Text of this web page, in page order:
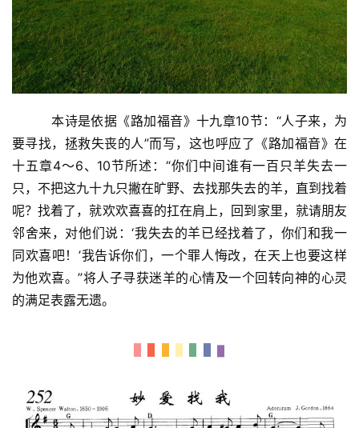
本诗是依据《路加福音》十九章10节：“人子来，为
要寻找，拯救失丧的人”而写，这也呼应了《路加福音》在
十五章4～6、10节所述：“你们中间谁有一百只羊失去一
只，不把这九十九只撇在旷野、去找那失去的羊，直到找着
呢？找着了，就欢欢喜喜的扛在肩上，回到家里，就请朋友
邻舍来，对他们说：‘我失去的羊已经找着了，你们和我一
同欢喜吧！’我告诉你们，一个罪人悔改，在天上也要这样
为他欢喜。”将人子寻获迷羊的心情及一个回转向神的心灵
的满足表露无遗。